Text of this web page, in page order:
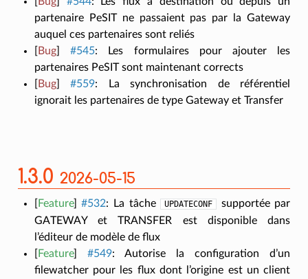
partenaire PeSIT ne passaient pas par la Gateway
auquel ces partenaires sont reliés
Bug] #545: Les formulaires pour ajouter les
partenaires PeSIT sont maintenant corrects
Bug] #559: La synchronisation de référentiel
ignorait les partenaires de type Gateway et Transfer
1.3.0 2026-05-15
Feature] #532: La tâche UPDATECONF
supportée par
GATEWAY et TRANSFER est disponible dans
l’éditeur de modèle de flux
Feature] #549: Autorise la configuration d’un
filewatcher pour les flux dont l’origine est un client